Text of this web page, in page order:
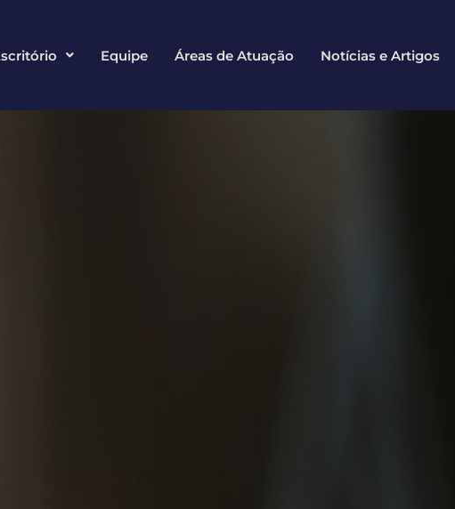
Equipe Áreas de Atuação Notícias e Artigos